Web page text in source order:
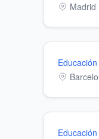
Madrid